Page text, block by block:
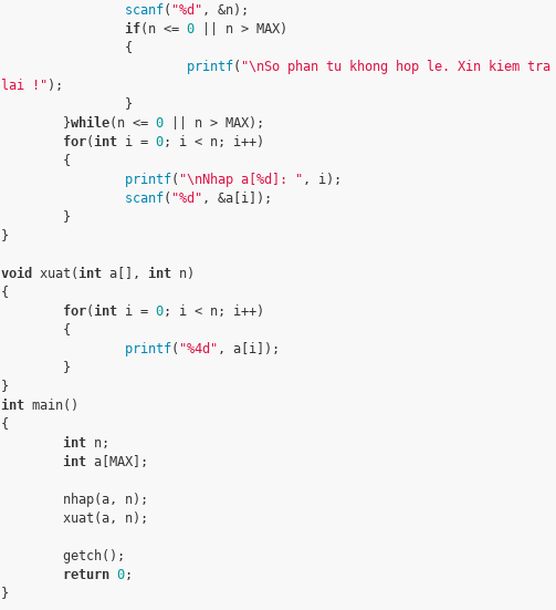
scanf( "%d" , &n);
if(n <= 0 || n > MAX)
printf( "\nSo phan tu khong hop le. Xin kiem tra
lai !" );
	}
while(n <= 0 || n > MAX);
for( int i = 0; i < n; i++)
printf( "\nNhap a[%d]: " , i);
scanf( "%d" , &a[i]);
}
void xuat( int a[], int n)
{
for( int i = 0; i < n; i++)
printf( "%4d" , a[i]);
int main()
{
int n;
int a[MAX];
	getch();
return 0;
}